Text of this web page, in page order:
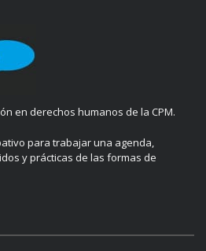
en derechos humanos de la CPM.
para trabajar una agenda,
y prácticas de las formas de